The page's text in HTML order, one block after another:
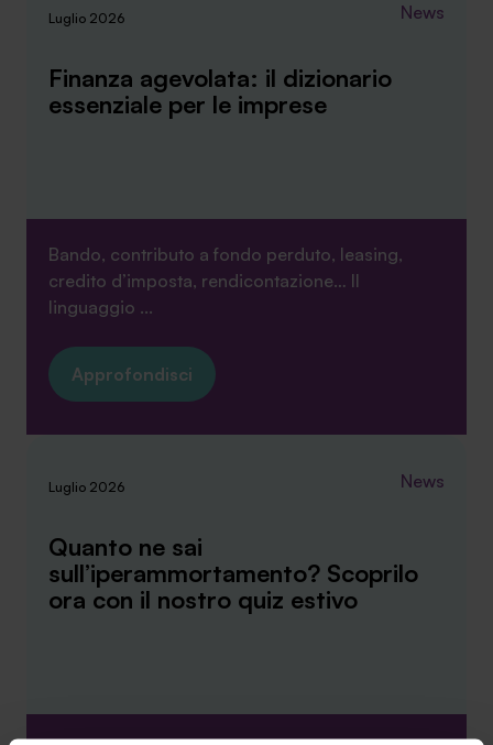
all'Oam n.M336
Luglio 2026 News
Finanza agevolata: il dizionario
essenziale per le imprese
Bando, contributo a fondo perduto, leasing,
credito d’imposta, rendicontazione… Il
linguaggio ...
Approfondisci
Luglio 2026 News
Quanto ne sai
sull’iperammortamento? Scoprilo
ora con il nostro quiz estivo